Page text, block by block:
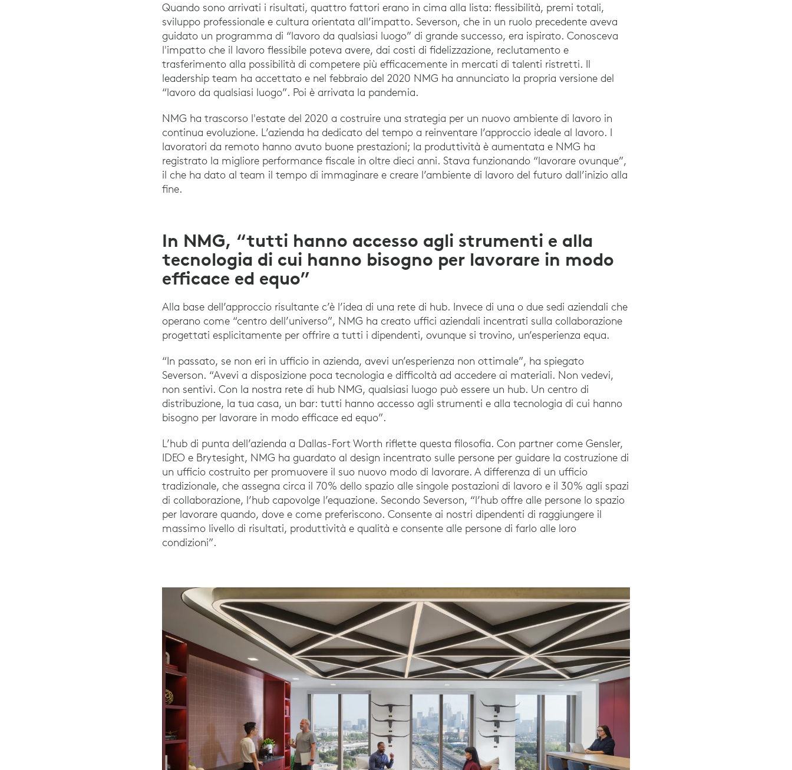
Quando sono arrivati i risultati, quattro fattori erano in cima alla lista: flessibilità, premi totali,
sviluppo professionale e cultura orientata all’impatto. Severson, che in un ruolo precedente aveva
guidato un programma di “lavoro da qualsiasi luogo” di grande successo, era ispirato. Conosceva
l'impatto che il lavoro flessibile poteva avere, dai costi di fidelizzazione, reclutamento e
trasferimento alla possibilità di competere più efficacemente in mercati di talenti ristretti. Il
leadership team ha accettato e nel febbraio del 2020 NMG ha annunciato la propria versione del
“lavoro da qualsiasi luogo”. Poi è arrivata la pandemia.
NMG ha trascorso l'estate del 2020 a costruire una strategia per un nuovo ambiente di lavoro in
continua evoluzione. L’azienda ha dedicato del tempo a reinventare l’approccio ideale al lavoro. I
lavoratori da remoto hanno avuto buone prestazioni; la produttività è aumentata e NMG ha
registrato la migliore performance fiscale in oltre dieci anni. Stava funzionando “lavorare ovunque”,
il che ha dato al team il tempo di immaginare e creare l’ambiente di lavoro del futuro dall’inizio alla
fine.
In NMG, “tutti hanno accesso agli strumenti e alla
tecnologia di cui hanno bisogno per lavorare in modo
efficace ed equo”
Alla base dell’approccio risultante c’è l’idea di una rete di hub. Invece di una o due sedi aziendali che
operano come “centro dell’universo”, NMG ha creato uffici aziendali incentrati sulla collaborazione
progettati esplicitamente per offrire a tutti i dipendenti, ovunque si trovino, un’esperienza equa.
“In passato, se non eri in ufficio in azienda, avevi un’esperienza non ottimale”, ha spiegato
Severson. “Avevi a disposizione poca tecnologia e difficoltà ad accedere ai materiali. Non vedevi,
non sentivi. Con la nostra rete di hub NMG, qualsiasi luogo può essere un hub. Un centro di
distribuzione, la tua casa, un bar: tutti hanno accesso agli strumenti e alla tecnologia di cui hanno
bisogno per lavorare in modo efficace ed equo”.
L’hub di punta dell’azienda a Dallas-Fort Worth riflette questa filosofia. Con partner come Gensler,
IDEO e Brytesight, NMG ha guardato al design incentrato sulle persone per guidare la costruzione di
un ufficio costruito per promuovere il suo nuovo modo di lavorare. A differenza di un ufficio
tradizionale, che assegna circa il 70% dello spazio alle singole postazioni di lavoro e il 30% agli spazi
di collaborazione, l’hub capovolge l’equazione. Secondo Severson, “l’hub offre alle persone lo spazio
per lavorare quando, dove e come preferiscono. Consente ai nostri dipendenti di raggiungere il
massimo livello di risultati, produttività e qualità e consente alle persone di farlo alle loro
condizioni”.